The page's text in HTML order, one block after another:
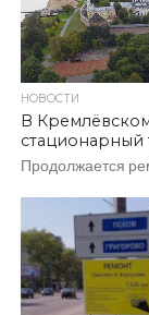
НОВОСТИ
В
стационарный
Продолжается